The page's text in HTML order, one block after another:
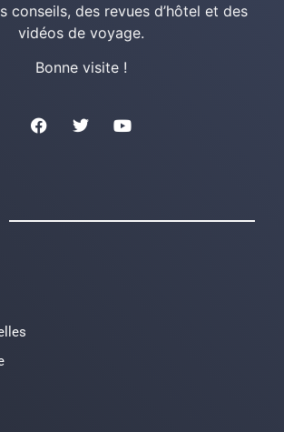
conseils, des revues d’hôtel et des
vidéos de voyage.
Bonne visite !